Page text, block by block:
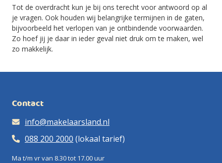
Tot de overdracht kun je bij ons terecht voor antwoord op al
je vragen. Ook houden wij belangrijke termijnen in de gaten,
bijvoorbeeld het verlopen van je ontbindende voorwaarden.
Zo hoef jij je daar in ieder geval niet druk om te maken, wel
zo makkelijk.
Contact
info@makelaarsland.nl
088 200 2000 (lokaal tarief)
Ma t/m vr van 8.30 tot 17.00 uur